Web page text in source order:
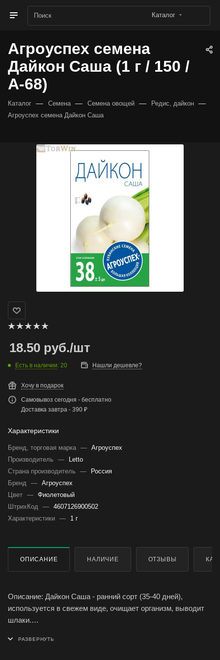
Каталог
Агроуспех семена
Дайкон Саша (1 г / 150 /
А-68)
Каталог — Семена — Семена овощей — Редис, дайкон —
Агроуспех семена Дайкон Саша
18.50 руб./шт
Есть в наличии: 20 Нашли дешевле?
Хочу в подарок
Самовывоз сегодня - бесплатно
Доставка завтра - 390 ₽
Характеристики
Бренд, торговая марка — Агроуспех
Производитель
—
Letto
Страна производитель
—
Россия
Бренд — Агроуспех
Цвет — Фиолетовый
ШтрихКод — 4607126900502
Характеристики — 1 г
ОПИСАНИЕ НАЛИЧИЕ ОТЗЫВЫ
Описание: Дайкон Саша - ранний сорт (35-40 дней),
используется в свежем виде, очищает организм, выводит
шлаки.
белые, гладкие, длиной 6-10 см, диаметр середины